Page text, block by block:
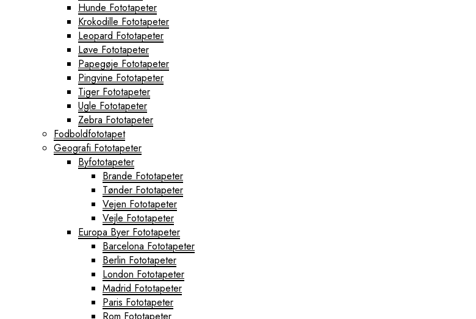
Hunde Fototapeter
Krokodille Fototapeter
Leopard Fototapeter
Løve Fototapeter
Papegøje Fototapeter
Pingvine Fototapeter
Tiger Fototapeter
Ugle Fototapeter
Zebra Fototapeter
Fodboldfototapet
Geografi Fototapeter
Byfototapeter
Brande Fototapeter
Tønder Fototapeter
Vejen Fototapeter
Vejle Fototapeter
Europa Byer Fototapeter
Barcelona Fototapeter
Berlin Fototapeter
London Fototapeter
Madrid Fototapeter
Paris Fototapeter